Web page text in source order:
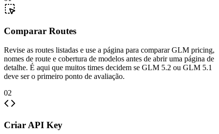
Comparar Routes
Revise as routes listadas e use a página para comparar GLM pricing,
nomes de route e cobertura de modelos antes de abrir uma página de
detalhe. É aqui que muitos times decidem se GLM 5.2 ou GLM 5.1
deve ser o primeiro ponto de avaliação.
02
Criar API Key